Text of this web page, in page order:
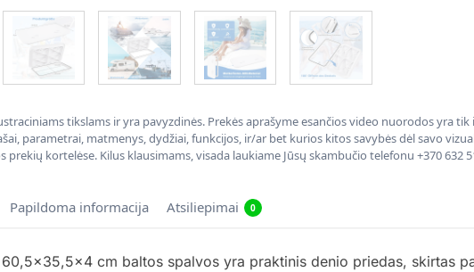
tikslams ir yra pavyzdinės. Prekės aprašyme esančios video nuorodos yra
parametrai, matmenys, dydžiai, funkcijos, ir/ar bet kurios kitos savybės dėl savo
kortelėse. Kilus klausimams, visada laukiame Jūsų skambučio telefonu +370 632
Papildoma informacija Atsiliepimai 0
cm baltos spalvos yra praktinis denio priedas, skirtas